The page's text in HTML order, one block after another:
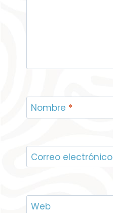
Nombre *
Correo electrónico
Web